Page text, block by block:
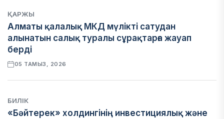
ҚАРЖЫ
Алматы қалалық МКД мүлікті сатудан
алынатын салық туралы сұрақтарға жауап
берді
05 ТАМЫЗ, 2026
БИЛІК
«Бәйтерек» холдингінің инвестициялық және